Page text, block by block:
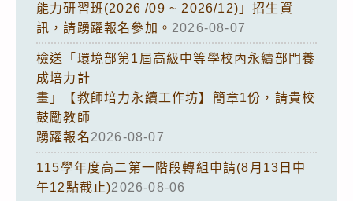
能力研習班(2026 /09 ~ 2026/12)」招生資
訊，請踴躍報名參加。 2026-08-07
檢送「環境部第1屆高級中等學校內永續部門養
成培力計
畫」【教師培力永續工作坊】簡章1份，請貴校
鼓勵教師
踴躍報名2026-08-07
115學年度高二第一階段轉組申請(8月13日中
午12點截止)2026-08-06